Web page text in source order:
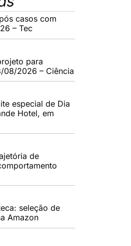
casos com
– Tec
para
08/2026 – Ciência
especial de Dia
Hotel, em
de
seleção de
Amazon